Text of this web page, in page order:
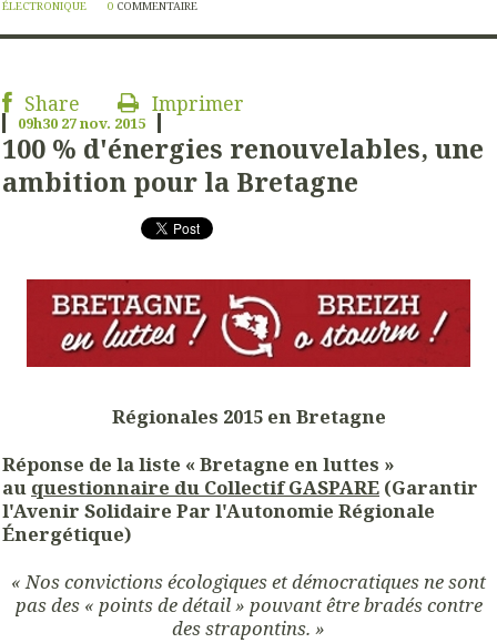
ÉLECTRONIQUE
0 COMMENTAIRE
Share Imprimer
09h30 27nov. 2015
100 % d'énergies renouvelables, une
ambition pour la Bretagne
Régionales 2015 en Bretagne
Réponse de la liste « Bretagne en luttes »
au questionnaire du Collectif GASPARE (Garantir
l'Avenir Solidaire Par l'Autonomie Régionale
Énergétique)
« Nos convictions écologiques et démocratiques ne sont
pas des « points de détail » pouvant être bradés contre
des strapontins. »